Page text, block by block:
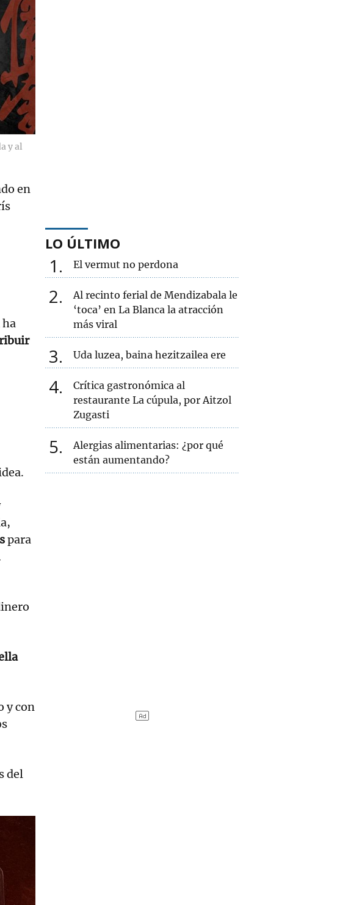
y al
en
ha
para
y con
del
LO ÚLTIMO
1 El vermut no perdona
2
Al recinto ferial de Mendizabala le
‘toca’ en La Blanca la atracción
más viral
3 Uda luzea, baina hezitzailea ere
4
Crítica gastronómica al
restaurante La cúpula, por Aitzol
Zugasti
5
Alergias alimentarias: ¿por qué
están aumentando?